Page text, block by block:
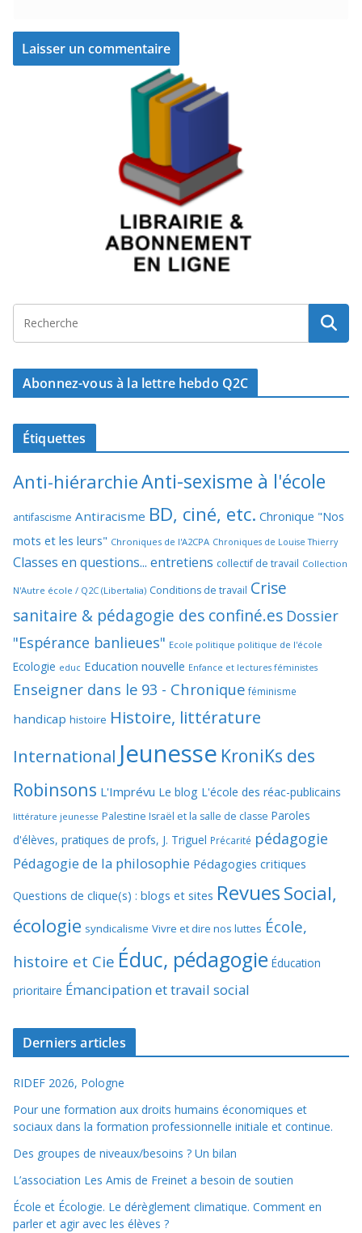
Abonnez-vous à la lettre hebdo Q2C
Étiquettes
Anti-hiérarchieAnti-sexisme à l'école
antifascisme Antiracisme BD, ciné, etc. Chronique "Nos
mots et les leurs" Chroniques de l'A2CPA Chroniques de Louise Thierry
Classes en questions... entretiens collectif de travail Collection
N'Autre école / Q2C (Libertalia) Conditions de travail Crise
sanitaire & pédagogie des confiné.es Dossier
"Espérance banlieues" Ecole politique politique de l'école
Ecologie educ Education nouvelle Enfance et lectures féministes
Enseigner dans le 93 - Chronique féminisme
handicap histoire Histoire, littérature
International Jeunesse KroniKs des
Robinsons L'Imprévu Le blog L'école des réac-publicains
littérature jeunesse Palestine Israël et la salle de classe Paroles
d'élèves, pratiques de profs, J. Triguel Précarité pédagogie
Pédagogie de la philosophie Pédagogies critiques
Questions de clique(s) : blogs et sites RevuesSocial,
écologie syndicalisme Vivre et dire nos luttes École,
histoire et Cie Éduc, pédagogie Éducation
prioritaire Émancipation et travail social
Derniers articles
RIDEF 2026, Pologne
Pour une formation aux droits humains économiques et
sociaux dans la formation professionnelle initiale et continue.
Des groupes de niveaux/besoins ? Un bilan
L’association Les Amis de Freinet a besoin de soutien
École et Écologie. Le dérèglement climatique. Comment en
parler et agir avec les élèves ?